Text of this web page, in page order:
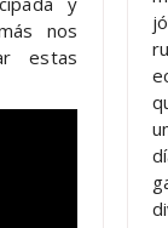
nos
estas